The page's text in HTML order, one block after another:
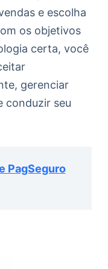
e escolha
os objetivos
certa, você
gerenciar
conduzir seu
PagSeguro